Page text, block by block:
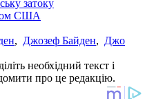
затоку
США
, Джозеф Байден, Джо
необхідний текст і
про це редакцію.